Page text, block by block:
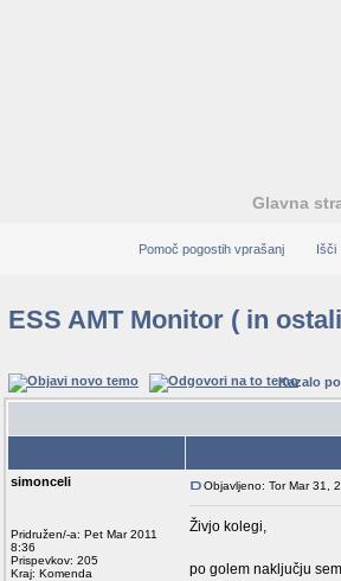
Glavna
Pomoč pogostih vprašanj Išči
ESS AMT Monitor ( in
Kazalo
simonceli
Pridružen/-a: Pet Mar 2011
8:36
Prispevkov: 205
Kraj: Komenda
Objavljeno: Tor Mar 31,
Živjo kolegi,
po golem naključju